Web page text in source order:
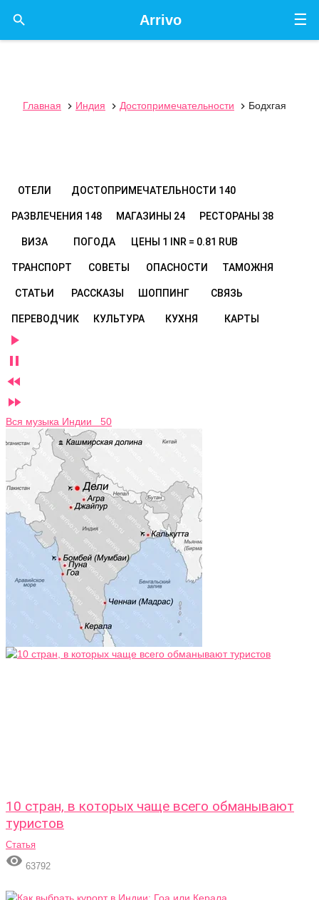
☰
Arrivo

Главная  Индия  Достопримечательности  Бодхгая
ОТЕЛИ ДОСТОПРИМЕЧАТЕЛЬНОСТИ 140
РАЗВЛЕЧЕНИЯ 148 МАГАЗИНЫ 24 РЕСТОРАНЫ 38
ВИЗА ПОГОДА ЦЕНЫ 1 INR = 0.81 RUB
ТРАНСПОРТ СОВЕТЫ ОПАСНОСТИ ТАМОЖНЯ
СТАТЬИ РАССКАЗЫ ШОППИНГ СВЯЗЬ
ПЕРЕВОДЧИК КУЛЬТУРА КУХНЯ КАРТЫ




Вся музыка Индии 50
10 стран, в которых чаще всего обманывают
туристов
Статья
 63792